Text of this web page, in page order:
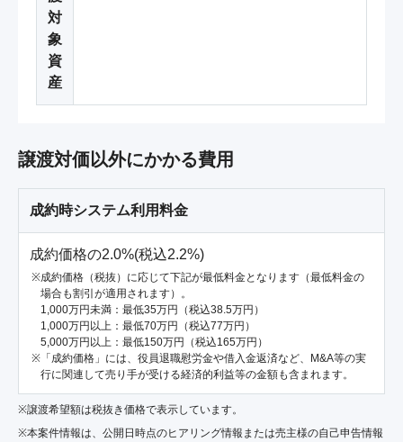
対
象
資
産
譲渡対価以外にかかる費用
成約時システム利用料金
成約価格の2.0%(税込2.2%)
成約価格（税抜）に応じて下記が最低料金となります（最低料金の
場合も割引が適用されます）。
1,000万円未満：最低35万円（税込38.5万円）
1,000万円以上：最低70万円（税込77万円）
5,000万円以上：最低150万円（税込165万円）
「成約価格」には、役員退職慰労金や借入金返済など、M&A等の実
行に関連して売り手が受ける経済的利益等の金額も含まれます。
※譲渡希望額は税抜き価格で表示しています。
※本案件情報は、公開日時点のヒアリング情報または売主様の自己申告情報